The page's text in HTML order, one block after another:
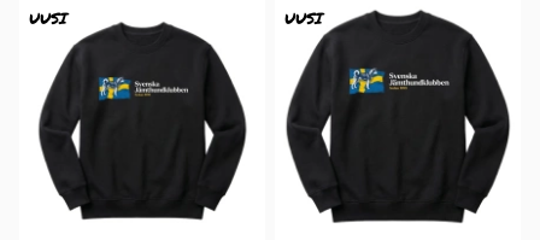
UUSI UUSI